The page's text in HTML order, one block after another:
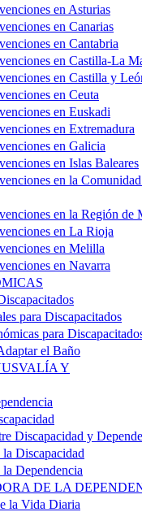
en Asturias
en Canarias
en Cantabria
en Castilla-La
en Castilla y
en Ceuta
en Euskadi
en Extremadura
en Galicia
en Islas Baleares
en la
en la Región de
en La Rioja
en Melilla
en Navarra
para Discapacitados
para
el Baño
Y
Discapacidad y
Discapacidad
Dependencia
DE LA
la Vida Diaria